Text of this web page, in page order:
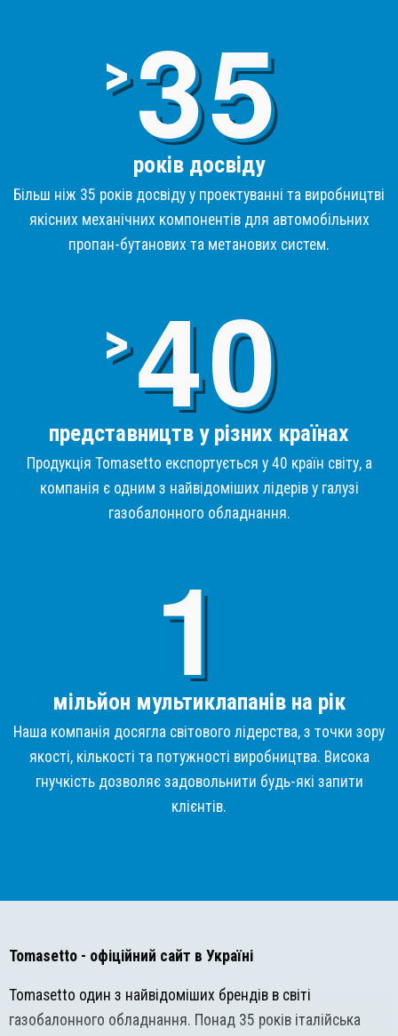
>3
років досвіду
Більш ніж 35 років досвіду у проектуванні та виробництві
якісних механічних компонентів для автомобільних
пропан-бутанових та метанових систем.
>4
представництв у різних країнах
Продукція Tomasetto експортується у 40 країн світу, а
компанія є одним з найвідоміших лідерів у галузі
газобалонного обладнання.
мільйон мультиклапанів на рік
Наша компанія досягла світового лідерства, з точки зору
якості, кількості та потужності виробництва. Висока
гнучкість дозволяє задовольнити будь-які запити
клієнтів.
Tomasetto - офіційний сайт в Україні
Tomasetto один з найвідоміших брендів в світі
газобалонного обладнання. Понад 35 років італійська